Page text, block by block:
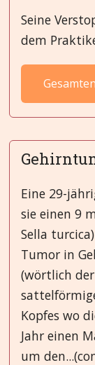
Seine
dem
Eine 29-
sie einen 9
Sella turcica)
Tumor in
(wörtlich
Kopfes wo
Jahr einen
um